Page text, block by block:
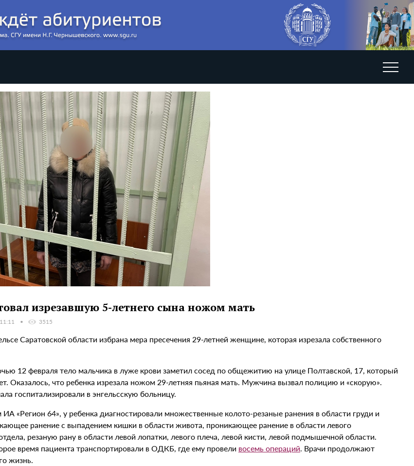
изрезавшую 5-летнего сына ножом мать
3515
Саратовской области избрана мера пресечения 29-летней женщине, которая изрезала собственного
12 февраля тело мальчика в луже крови заметил сосед по общежитию на улице Полтавской, 17, который
Оказалось, что ребенка изрезала ножом 29-летняя пьяная мать. Мужчина вызвал полицию и «скорую».
госпитализировали в энгельсскую больницу.
«Регион 64», у ребенка диагностировали множественные колото-резаные ранения в области груди и
ранение с выпадением кишки в области живота, проникающее ранение в области левого
резаную рану в области левой лопатки, левого плеча, левой кисти, левой подмышечной области.
время пациента транспортировали в ОДКБ, где ему провели восемь операций. Врачи продолжают
жизнь.